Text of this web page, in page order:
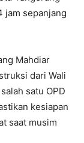
jam sepanjang
Mahdiar
dari Wali
satu OPD
kesiapan
saat musim